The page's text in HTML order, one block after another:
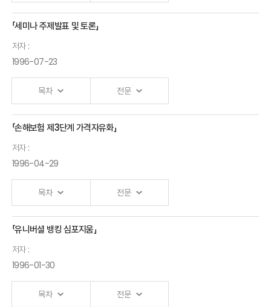
「세미나 주제발표 및 토론」
저자 :
1996-07-23
목차 전문
「손해보험 제3단계 가격자유화」
저자 :
1996-04-29
목차 전문
「유니버셜 뱅킹 심포지움」
저자 :
1996-01-30
목차 전문